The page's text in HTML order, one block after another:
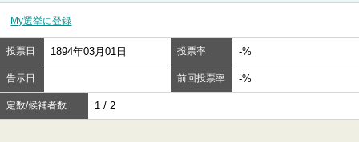
My選挙に登録
投票日 1894年03月01日 投票率 -%
告示日 前回投票率 -%
定数/候補者数 1 / 2